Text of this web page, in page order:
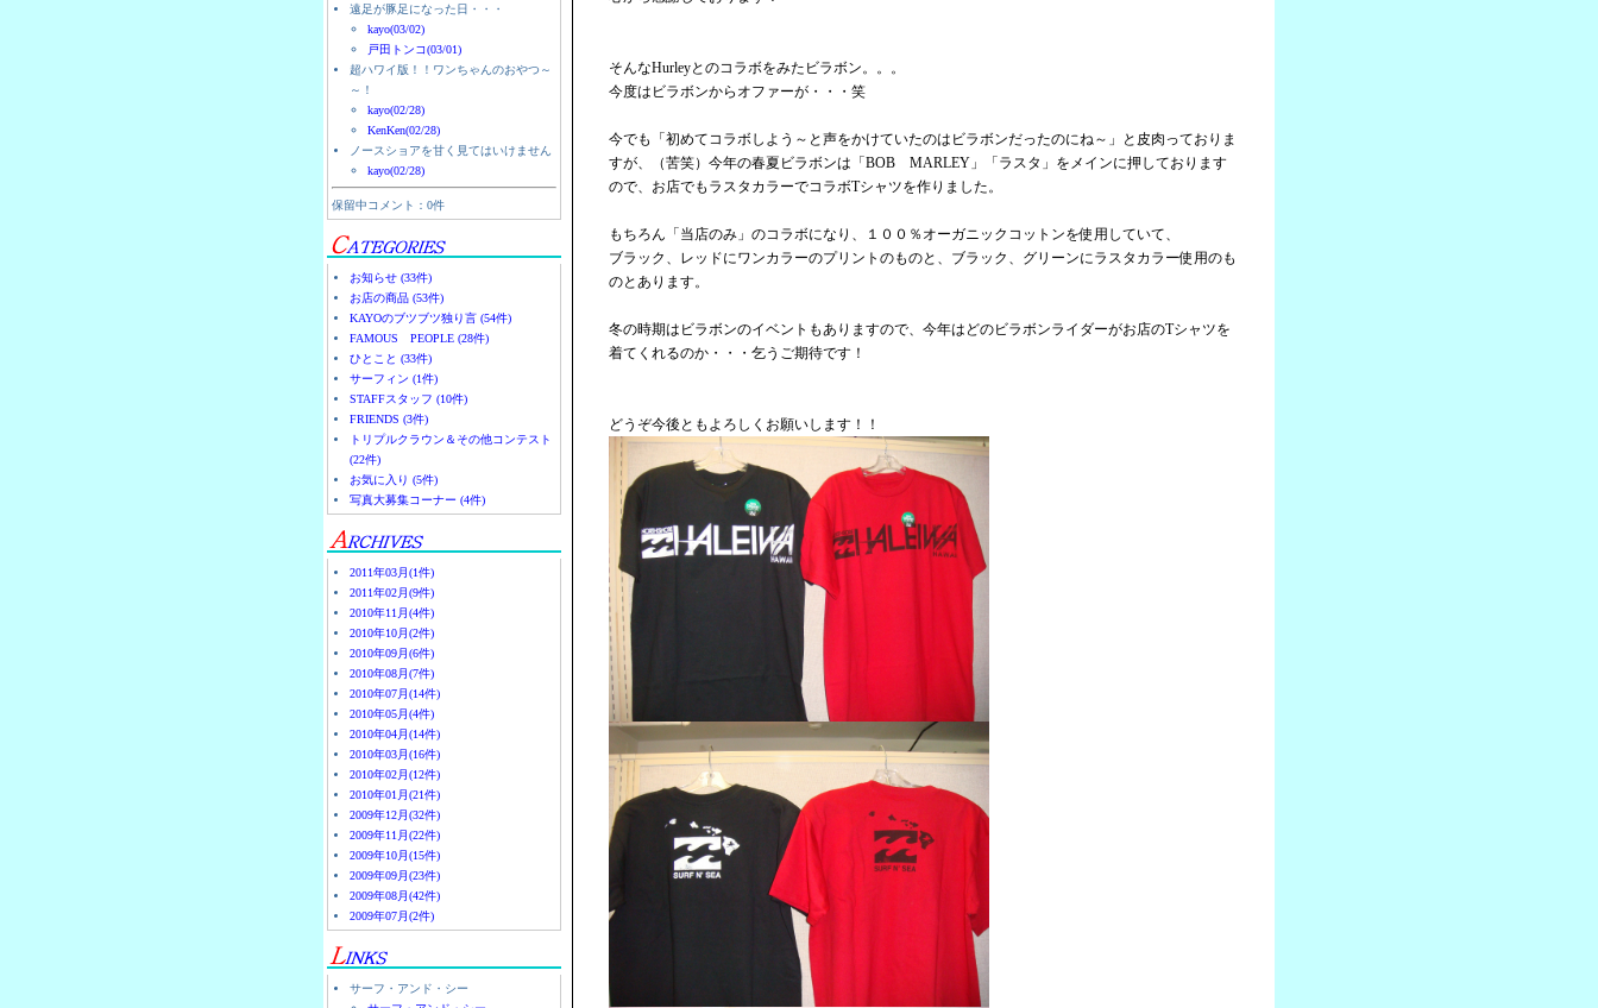
遠足が豚足になった日・・・
kayo(03/02)
戸田トンコ(03/01)
超ハワイ版！！ワンちゃんのおやつ～
～！
kayo(02/28)
KenKen(02/28)
ノースショアを甘く見てはいけません
kayo(02/28)
保留中コメント：0件
お知らせ (33件)
お店の商品 (53件)
KAYOのブツブツ独り言 (54件)
FAMOUS PEOPLE (28件)
ひとこと (33件)
サーフィン (1件)
STAFFスタッフ (10件)
FRIENDS (3件)
トリプルクラウン＆その他コンテスト
(22件)
お気に入り (5件)
写真大募集コーナー (4件)
2011年03月(1件)
2011年02月(9件)
2010年11月(4件)
2010年10月(2件)
2010年09月(6件)
2010年08月(7件)
2010年07月(14件)
2010年05月(4件)
2010年04月(14件)
2010年03月(16件)
2010年02月(12件)
2010年01月(21件)
2009年12月(32件)
2009年11月(22件)
2009年10月(15件)
2009年09月(23件)
2009年08月(42件)
2009年07月(2件)
サーフ・アンド・シー
そんなHurleyとのコラボをみたビラボン。。。
今度はビラボンからオファーが・・・笑
今でも「初めてコラボしよう～と声をかけていたのはビラボンだったのにね～」と皮肉っておりま
すが、（苦笑）今年の春夏ビラボンは「BOB MARLEY」「ラスタ」をメインに押しております
ので、お店でもラスタカラーでコラボTシャツを作りました。
もちろん「当店のみ」のコラボになり、１００％オーガニックコットンを使用していて、
ブラック、レッドにワンカラーのプリントのものと、ブラック、グリーンにラスタカラー使用のも
のとあります。
冬の時期はビラボンのイベントもありますので、今年はどのビラボンライダーがお店のTシャツを
着てくれるのか・・・乞うご期待です！
どうぞ今後ともよろしくお願いします！！